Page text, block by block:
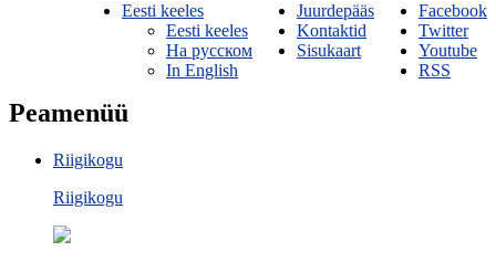
Facebook
Twitter
Youtube
RSS
Juurdepääs
Kontaktid
Sisukaart
Eesti keeles
Eesti keeles
На русском
In English
Peamenüü
Riigikogu
Riigikogu